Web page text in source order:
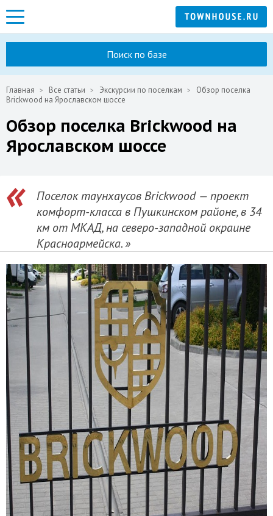
Поиск по базе
Главная Все статьи Экскурсии по поселкам
Обзор поселка
Brickwood на Ярославском шоссе
Обзор поселка Brickwood на
Ярославском шоссе
Поселок таунхаусов Brickwood — проект
комфорт-класса в Пушкинском районе, в 34
км от МКАД, на северо-западной окраине
Красноармейска.